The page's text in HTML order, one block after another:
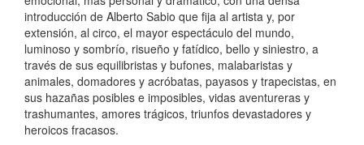
introducción de Alberto Sabio que fija al artista y, por
extensión, al circo, el mayor espectáculo del mundo,
luminoso y sombrío, risueño y fatídico, bello y siniestro, a
través de sus equilibristas y bufones, malabaristas y
animales, domadores y acróbatas, payasos y trapecistas, en
sus hazañas posibles e imposibles, vidas aventureras y
trashumantes, amores trágicos, triunfos devastadores y
heroicos fracasos.